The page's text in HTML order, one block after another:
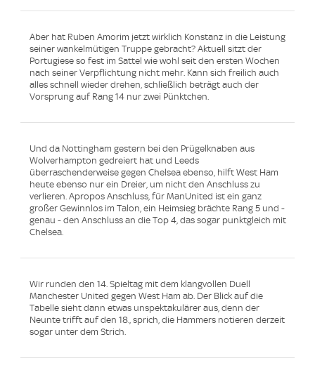
Aber hat Ruben Amorim jetzt wirklich Konstanz in die Leistung
seiner wankelmütigen Truppe gebracht? Aktuell sitzt der
Portugiese so fest im Sattel wie wohl seit den ersten Wochen
nach seiner Verpflichtung nicht mehr. Kann sich freilich auch
alles schnell wieder drehen, schließlich beträgt auch der
Vorsprung auf Rang 14 nur zwei Pünktchen.
Und da Nottingham gestern bei den Prügelknaben aus
Wolverhampton gedreiert hat und Leeds
überraschenderweise gegen Chelsea ebenso, hilft West Ham
heute ebenso nur ein Dreier, um nicht den Anschluss zu
verlieren. Apropos Anschluss, für ManUnited ist ein ganz
großer Gewinnlos im Talon, ein Heimsieg brächte Rang 5 und -
genau - den Anschluss an die Top 4, das sogar punktgleich mit
Chelsea.
Wir runden den 14. Spieltag mit dem klangvollen Duell
Manchester United gegen West Ham ab. Der Blick auf die
Tabelle sieht dann etwas unspektakulärer aus, denn der
Neunte trifft auf den 18., sprich, die Hammers notieren derzeit
sogar unter dem Strich.